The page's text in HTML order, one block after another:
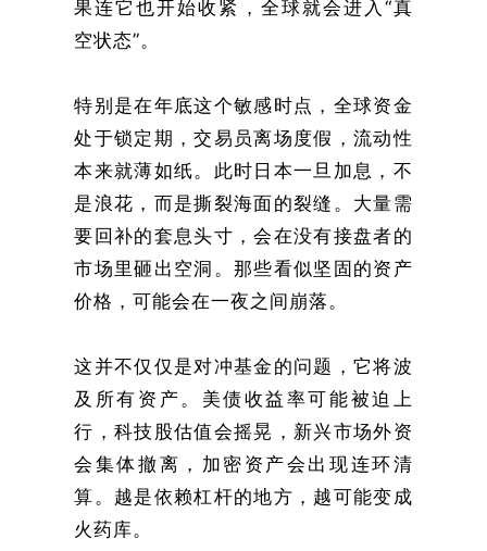
果连它也开始收紧，全球就会进入“真
空状态”。
特别是在年底这个敏感时点，全球资金
处于锁定期，交易员离场度假，流动性
本来就薄如纸。此时日本一旦加息，不
是浪花，而是撕裂海面的裂缝。大量需
要回补的套息头寸，会在没有接盘者的
市场里砸出空洞。那些看似坚固的资产
价格，可能会在一夜之间崩落。
这并不仅仅是对冲基金的问题，它将波
及所有资产。美债收益率可能被迫上
行，科技股估值会摇晃，新兴市场外资
会集体撤离，加密资产会出现连环清
算。越是依赖杠杆的地方，越可能变成
火药库。